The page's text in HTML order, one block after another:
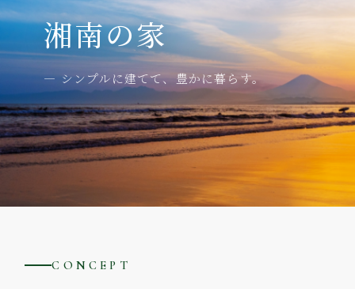
湘南の家
シンプルに建てて、豊かに暮らす。
CONCEPT